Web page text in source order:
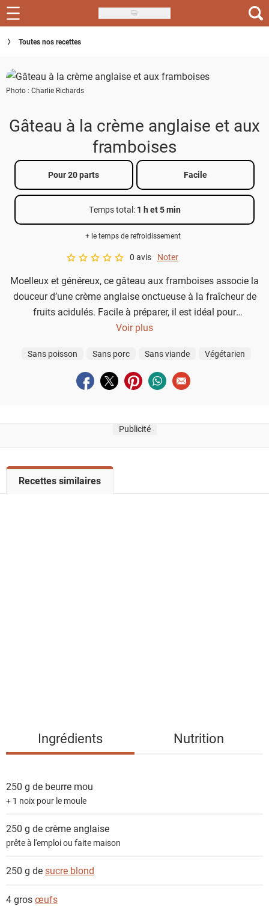
Skip
to
main
Recettes
Inspirations
Conseils
Menu de la semaine
Téléchargez l'app Saveurs Recettes
Index des recettes
Guide d'achat
Toutes nos recettes
Photo : Charlie Richards
Gâteau à la crème anglaise et aux
framboises
Pour 20 parts Facile
Temps total: 1 h et 5 min
+ le temps de refroidissement
A star rating of 0 out of 5.
0 avis Noter
Moelleux et généreux, ce gâteau aux framboises associe la
douceur d’une crème anglaise onctueuse à la fraîcheur de
fruits acidulés. Facile à préparer, il est idéal pour
accompagner un goûter en famille ou une pause gourmande.
Voir plus
Sans poisson Sans porc Sans viande Végétarien
Partager sur facebook
Partager sur twitter
Partager sur pinterest
Partager sur whatsapp
Envoyer à un ami
Publicité
o
i
e
n
t
Recettes similaires
Ingrédients Nutrition
250 g de beurre mou
+ 1 noix pour le moule
250 g decrème anglaise
prête à l'emploi ou faite maison
250 g desucre blond
4 grosœufs